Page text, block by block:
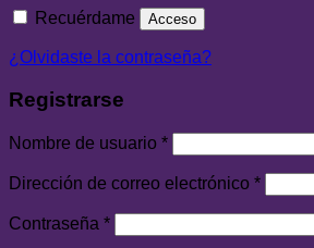
Recuérdame Acceso
¿Olvidaste la contraseña?
Registrarse
Nombre de usuario *
Dirección de correo electrónico *
Contraseña *